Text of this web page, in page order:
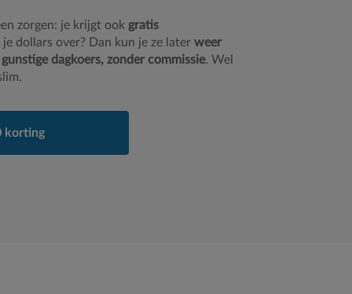
zorgen: je krijgt ook gratis
dollars over? Dan kun je ze later weer
dagkoers, zonder commissie. Wel
korting